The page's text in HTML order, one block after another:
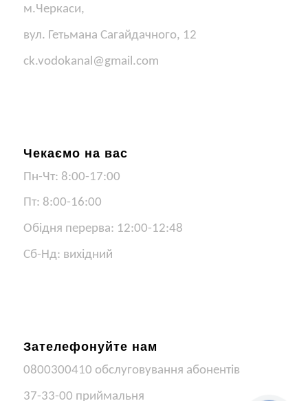
м.Черкаси,
вул. Гетьмана Сагайдачного, 12
ck.vodokanal@gmail.com
Чекаємо на вас
Пн-Чт: 8:00-17:00
Пт: 8:00-16:00
Обідня перерва: 12:00-12:48
Сб-Нд: вихідний
Зателефонуйте нам
0800300410 обслуговування абонентів
37-33-00 приймальня